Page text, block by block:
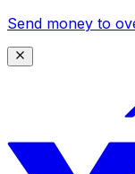
Send money to